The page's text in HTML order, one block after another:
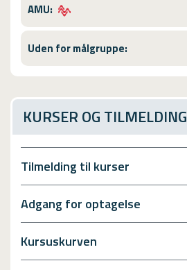
AMU:
Uden for målgruppe:
KURSER OG TILMELDING
Tilmelding til kurser
Adgang for optagelse
Kursuskurven